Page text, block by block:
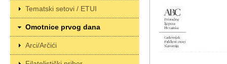
Tematski setovi / ETUI
Omotnice prvog dana
Arci/Arčići